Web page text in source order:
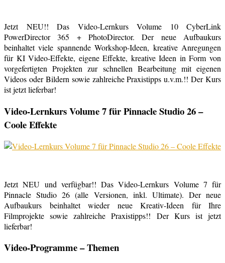
Jetzt NEU!! Das Video-Lernkurs Volume 10 CyberLink
PowerDirector 365 + PhotoDirector. Der neue Aufbaukurs
beinhaltet viele spannende Workshop-Ideen, kreative Anregungen
für KI Video-Effekte, eigene Effekte, kreative Ideen in Form von
vorgefertigten Projekten zur schnellen Bearbeitung mit eigenen
Videos oder Bildern sowie zahlreiche Praxistipps u.v.m.!! Der Kurs
ist jetzt lieferbar!
Video-Lernkurs Volume 7 für Pinnacle Studio 26 –
Coole Effekte
Jetzt NEU und verfügbar!! Das Video-Lernkurs Volume 7 für
Pinnacle Studio 26 (alle Versionen, inkl. Ultimate). Der neue
Aufbaukurs beinhaltet wieder neue Kreativ-Ideen für Ihre
Filmprojekte sowie zahlreiche Praxistipps!! Der Kurs ist jetzt
lieferbar!
Video-Programme – Themen